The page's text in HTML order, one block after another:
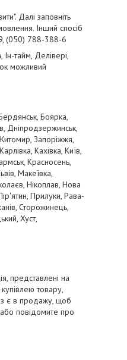
Далі заповніть
Інший спосіб
, (050) 788-388-6
тайм, Делівері,
можливий
Боярка,
Дніпродзержинськ,
Запоріжжя,
Кахівка, Київ,
Красносень,
Макеївка,
Нікоплав, Нова
Прилуки, Рава-
Сторожинець,
Хуст,
представлені на
товару,
є в продажу, щоб
повідомите про